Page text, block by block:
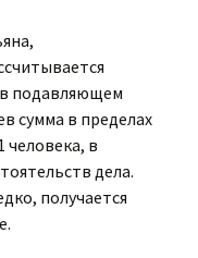
подавляющем
сумма в пределах
человека, в
дела.
получается